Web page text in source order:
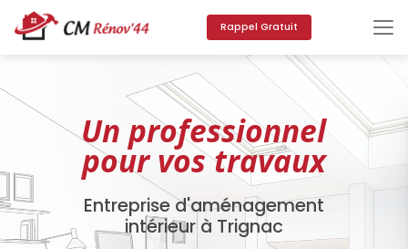
au
contenu
principal
Rappel Gratuit
Un professionnel
pour vos travaux
Entreprise d'aménagement
intérieur à Trignac